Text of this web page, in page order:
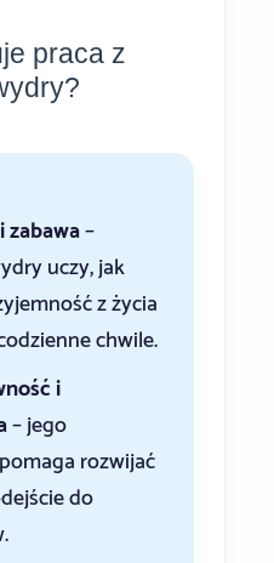
praca z
zabawa–
uczy, jak
z życia
chwile.
i
– jego
rozwijać
do